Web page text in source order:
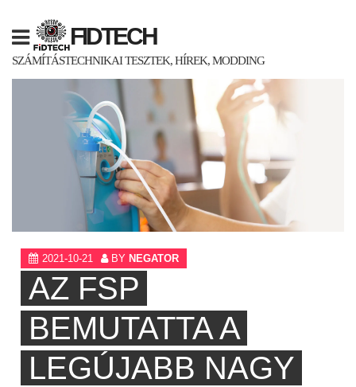
content
FIDTECH
SZÁMÍTÁSTECHNIKAI TESZTEK, HÍREK, MODDING
2021-10-21 BY NEGATOR
AZ FSP
BEMUTATTA A
LEGÚJABB NAGY